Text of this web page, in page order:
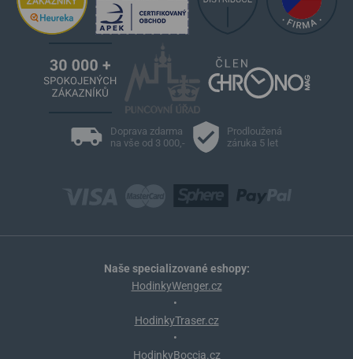
Doprava zdarma
na vše od 3 000,-
Prodloužená
záruka 5 let
Naše specializované eshopy:
HodinkyWenger.cz
•
HodinkyTraser.cz
•
HodinkyBoccia.cz